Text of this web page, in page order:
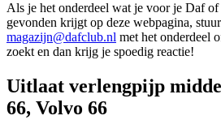
Als je het onderdeel wat je voor je Daf
gevonden krijgt op deze webpagina,
magazijn@dafclub.nl met het onderdeel
zoekt en dan krijg je spoedig reactie!
Uitlaat verlengpijp
66, Volvo 66